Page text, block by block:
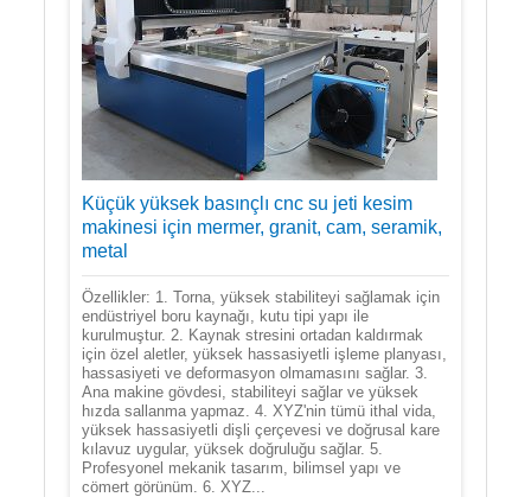
Küçük yüksek basınçlı cnc su jeti kesim
makinesi için mermer, granit, cam, seramik,
metal
Özellikler: 1. Torna, yüksek stabiliteyi sağlamak için
endüstriyel boru kaynağı, kutu tipi yapı ile
kurulmuştur. 2. Kaynak stresini ortadan kaldırmak
için özel aletler, yüksek hassasiyetli işleme planyası,
hassasiyeti ve deformasyon olmamasını sağlar. 3.
Ana makine gövdesi, stabiliteyi sağlar ve yüksek
hızda sallanma yapmaz. 4. XYZ'nin tümü ithal vida,
yüksek hassasiyetli dişli çerçevesi ve doğrusal kare
kılavuz uygular, yüksek doğruluğu sağlar. 5.
Profesyonel mekanik tasarım, bilimsel yapı ve
cömert görünüm. 6. XYZ...